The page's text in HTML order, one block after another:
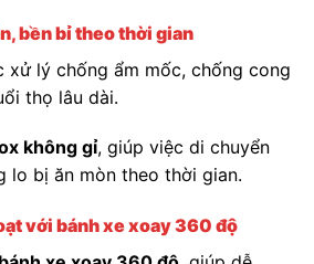
bền bỉ theo thời gian
xử lý chống ẩm mốc, chống cong
thọ lâu dài.
không gỉ, giúp việc di chuyển
lo bị ăn mòn theo thời gian.
với bánh xe xoay 360 độ